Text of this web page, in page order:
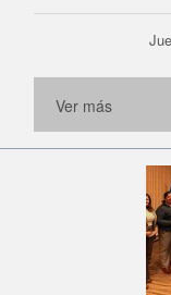
Ver más